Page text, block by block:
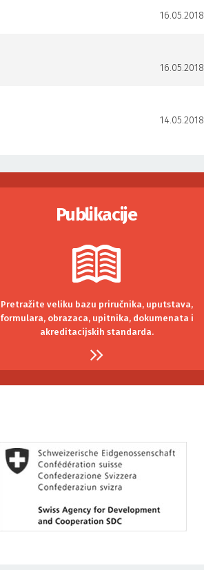
16.05.2018
16.05.2018
14.05.2018
Publikacije
Pretražite veliku bazu priručnika, uputstava,
formulara, obrazaca, upitnika, dokumenata i
akreditacijskih standarda.